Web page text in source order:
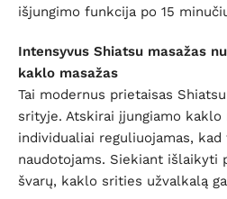
išjungimo funkcija po 15
Intensyvus Shiatsu masažas
kaklo masažas
Tai modernus prietaisas
srityje. Atskirai įjungiamo
individualiai reguliuojamas,
naudotojams. Siekiant išlaikyti
švarų, kaklo srities užvalkalą